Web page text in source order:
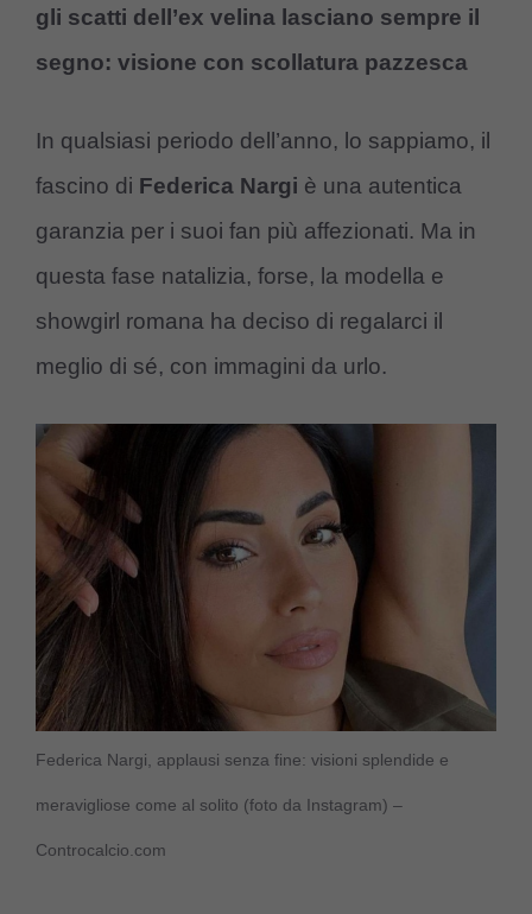
gli scatti dell’ex velina lasciano sempre il
segno: visione con scollatura pazzesca
In qualsiasi periodo dell’anno, lo sappiamo, il
fascino di Federica Nargi è una autentica
garanzia per i suoi fan più affezionati. Ma in
questa fase natalizia, forse, la modella e
showgirl romana ha deciso di regalarci il
meglio di sé, con immagini da urlo.
Federica Nargi, applausi senza fine: visioni splendide e
meravigliose come al solito (foto da Instagram) –
Controcalcio.com